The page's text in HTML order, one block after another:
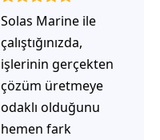
Solas Marine ile
çalıştığınızda,
işlerinin gerçekten
çözüm üretmeye
odaklı olduğunu
hemen fark